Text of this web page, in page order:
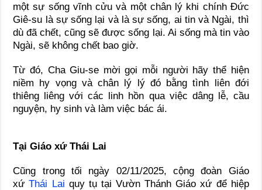
một sự sống vĩnh cửu và một chân lý khi chính Đức
Giê-su là sự sống lại và là sự sống, ai tin và Ngài, thì
dù đã chết, cũng sẽ được sống lại. Ai sống mà tin vào
Ngài, sẽ không chết bao giờ.
Từ đó, Cha Giu-se mời gọi mỗi người hãy thể hiện
niềm hy vọng và chân lý lý đó bằng tình liên đới
thiêng liêng với các linh hồn qua việc dâng lễ, cầu
nguyện, hy sinh và làm việc bác ái.
Tại Giáo xứ Thái Lai
Cũng trong tối ngày 02/11/2025, cộng đoàn Giáo
xứThái Lai quy tụ tại Vườn Thánh Giáo xứ để hiệp